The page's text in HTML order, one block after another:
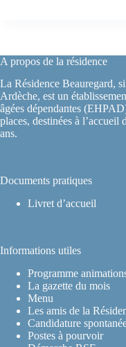
A propos de la résidence
La Résidence Beauregard,
Ardèche, est un
âgées dépendantes
places, destinées à l’accueil
ans.
Documents pratiques
Livret d’accueil
Informations utiles
Programme
La gazette du mois
Menu
Les amis de la
Candidature
Postes à pourvoir